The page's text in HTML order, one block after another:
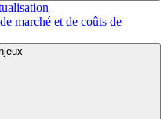
marché et de coûts de